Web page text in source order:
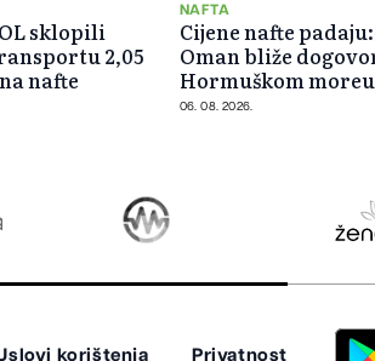
sklopili
2,05
nafte
NAFTA
Cijene nafte
Oman bliže
Hormuškom
06. 08. 2026.
korištenja Privatnost